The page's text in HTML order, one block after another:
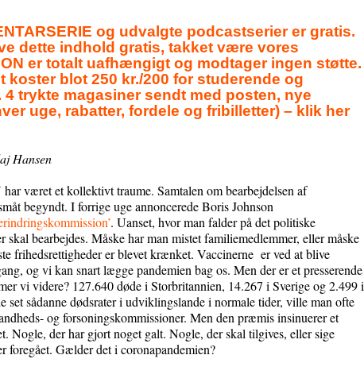
og udvalgte podcastserier er gratis.
dette indhold gratis, takket være vores
er totalt uafhængigt og modtager ingen støtte.
koster blot 250 kr./200 for studerende og
trykte magasiner sendt med posten, nye
uge, rabatter, fordele og fribilletter) – klik her
Hansen
været et kollektivt traume. Samtalen om bearbejdelsen af
begyndt. I forrige uge annoncerede Boris Johnson
. Uanset, hvor man falder på det politiske
skal bearbejdes. Måske har man mistet familiemedlemmer, eller måske
frihedsrettigheder er blevet krænket. Vaccinerne er ved at blive
og vi kan snart lægge pandemien bag os. Men der er et presserende
vi videre? 127.640 døde i Storbritannien, 14.267 i Sverige og 2.499 i
set sådanne dødsrater i udviklingslande i normale tider, ville man ofte
og forsoningskommissioner. Men den præmis insinuerer et
Nogle, der har gjort noget galt. Nogle, der skal tilgives, eller sige
foregået. Gælder det i coronapandemien?